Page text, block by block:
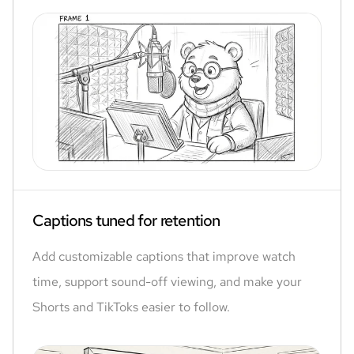
Captions tuned for retention
Add customizable captions that improve watch
time, support sound-off viewing, and make your
Shorts and TikToks easier to follow.